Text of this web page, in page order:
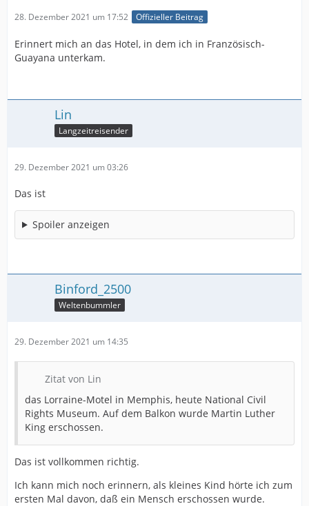
28. Dezember 2021 um 17:52 Offizieller Beitrag
Erinnert mich an das Hotel, in dem ich in Französisch-
Guayana unterkam.
Lin
Langzeitreisender
29. Dezember 2021 um 03:26
Das ist
Spoiler anzeigen
Binford_2500
Weltenbummler
29. Dezember 2021 um 14:35
Zitat von Lin
das Lorraine-Motel in Memphis, heute National Civil
Rights Museum. Auf dem Balkon wurde Martin Luther
King erschossen.
Das ist vollkommen richtig.
Ich kann mich noch erinnern, als kleines Kind hörte ich zum
ersten Mal davon, daß ein Mensch erschossen wurde.